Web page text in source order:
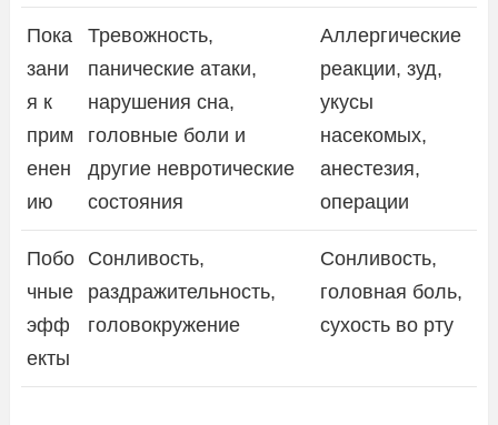
Пока
зани
я к
прим
енен
ию
Тревожность,
панические атаки,
нарушения сна,
головные боли и
другие невротические
состояния
Аллергические
реакции, зуд,
укусы
насекомых,
анестезия,
операции
Побо
чные
эфф
екты
Сонливость,
раздражительность,
головокружение
Сонливость,
головная боль,
сухость во рту